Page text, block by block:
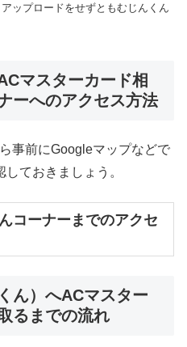
ップロードをせずともむじんくん
マスターカード相
ーへのアクセス方法
事前にGoogleマップなどで
ておきましょう。
コーナーまでのアクセ
ん）へACマスター
るまでの流れ